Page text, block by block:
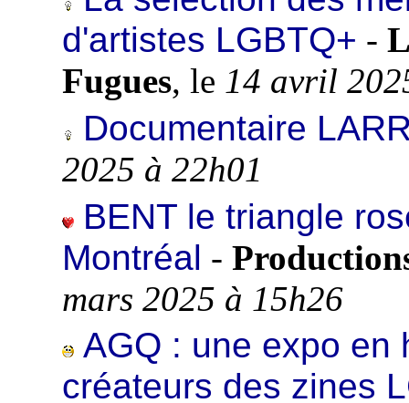
d'artistes LGBTQ+ -
Fugues, le 14 avril
Documentaire
2025 à 22h01
BENT le triangle
Montréal -
mars 2025 à 15h26
AGQ : une expo en
créateurs des zines